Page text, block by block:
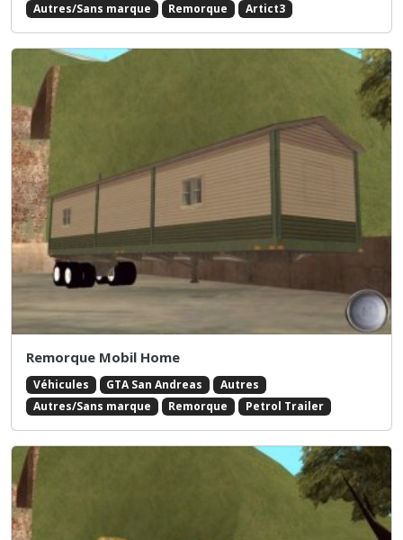
Autres/Sans marque
Remorque Artict3
Remorque Mobil Home
Véhicules GTA San Andreas
Autres
Autres/Sans marque
Remorque Petrol Trailer